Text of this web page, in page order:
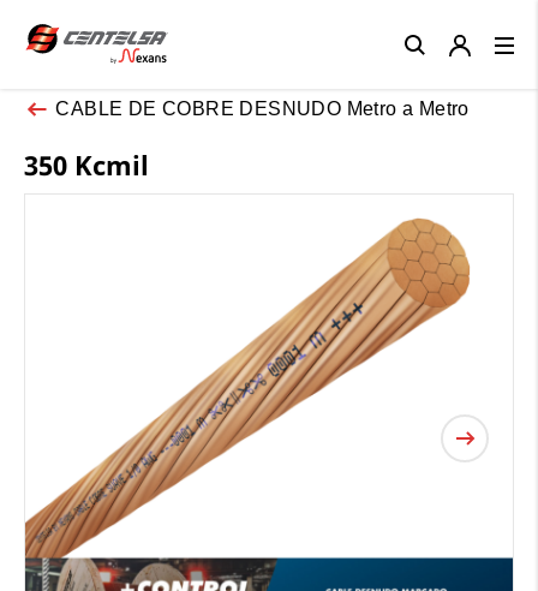
CABLE DE COBRE DESNUDO Metro a Metro
350 Kcmil
Close